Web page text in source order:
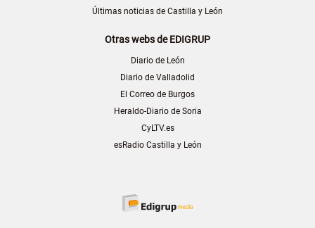
Últimas noticias de Castilla y León
Otras webs de EDIGRUP
Diario de León
Diario de Valladolid
El Correo de Burgos
Heraldo-Diario de Soria
CyLTV.es
esRadio Castilla y León